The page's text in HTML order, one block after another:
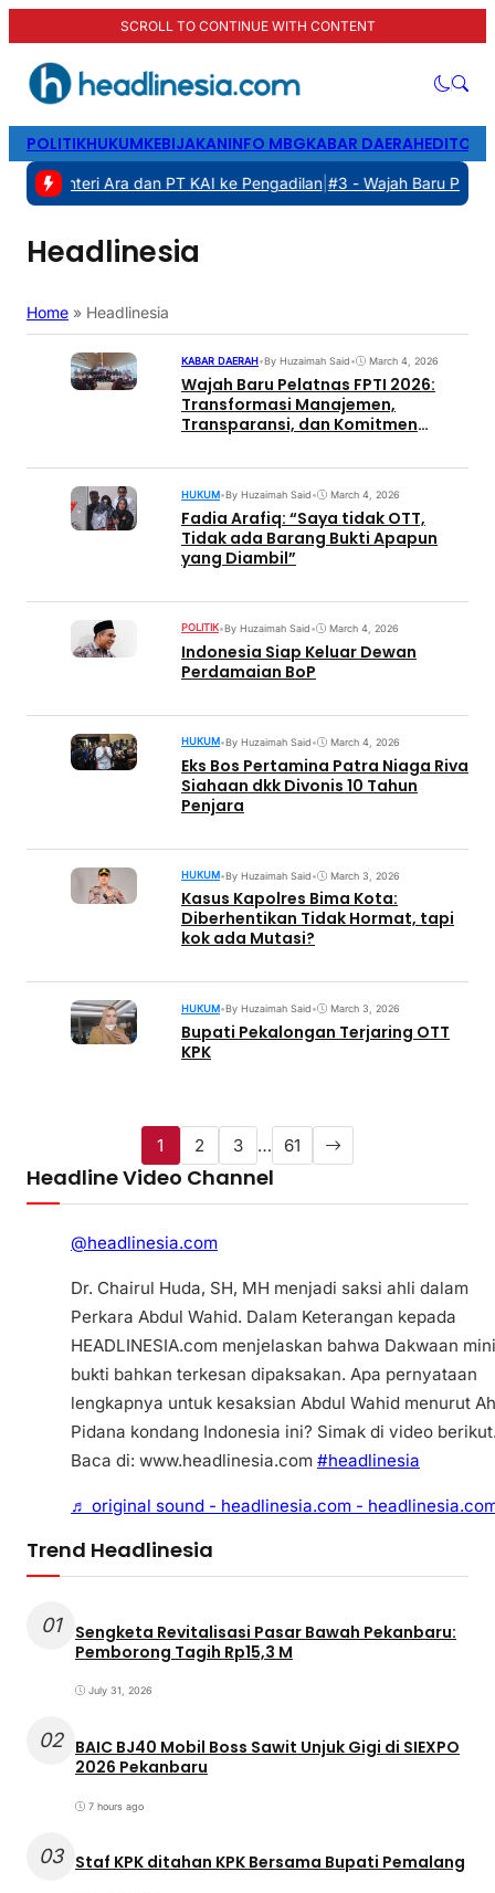
SCROLL TO CONTINUE WITH CONTENT
POLITIKHUKUMKEBIJAKANINFO MBGKABAR DAERAH
Menteri Ara dan PT KAI ke Pengadilan|#3 - Wajah Baru
Headlinesia
Home » Headlinesia
KABAR DAERAH•By Huzaimah Said• March 4, 2026
Wajah Baru Pelatnas FPTI 2026:
Transformasi Manajemen,
Transparansi, dan Komitmen
HUKUM•By Huzaimah Said• March 4, 2026
Fadia Arafiq: “Saya tidak OTT,
Tidak ada Barang Bukti Apapun
yang Diambil”
POLITIK•By Huzaimah Said• March 4, 2026
Indonesia Siap Keluar Dewan
Perdamaian BoP
HUKUM•By Huzaimah Said• March 4, 2026
Eks Bos Pertamina Patra Niaga Riva
Siahaan dkk Divonis 10 Tahun
Penjara
HUKUM•By Huzaimah Said• March 3, 2026
Kasus Kapolres Bima Kota:
Diberhentikan Tidak Hormat, tapi
kok ada Mutasi?
HUKUM•By Huzaimah Said• March 3, 2026
Bupati Pekalongan Terjaring OTT
KPK
1 2 3 … 61
Headline Video Channel
@headlinesia.com
Dr. Chairul Huda, SH, MH menjadi saksi ahli dalam
Perkara Abdul Wahid. Dalam Keterangan kepada
HEADLINESIA.com menjelaskan bahwa Dakwaan
bukti bahkan terkesan dipaksakan. Apa pernyataan
lengkapnya untuk kesaksian Abdul Wahid menurut
Pidana kondang Indonesia ini? Simak di video
Baca di: www.headlinesia.com #headlinesia
♬ original sound - headlinesia.com -
Trend Headlinesia
01
Sengketa Revitalisasi Pasar Bawah Pekanbaru:
Pemborong Tagih Rp15,3 M
July 31, 2026
02 BAIC BJ40 Mobil Boss Sawit Unjuk Gigi di SIEXPO
2026 Pekanbaru
7 hours ago
03 Staf KPK ditahan KPK Bersama Bupati Pemalang